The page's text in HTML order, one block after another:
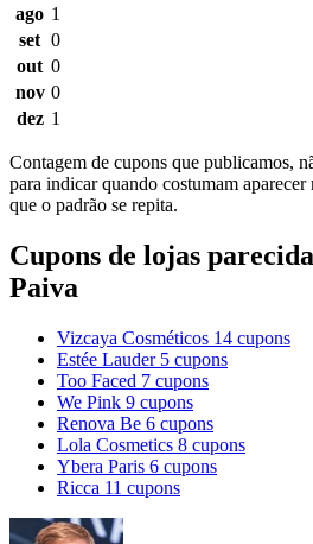
ago 1
set 0
out 0
nov 0
dez 1
Contagem de cupons que publicamos,
para indicar quando costumam aparecer
que o padrão se repita.
Cupons de lojas
Paiva
Vizcaya Cosméticos 14 cupons
Estée Lauder 5 cupons
Too Faced 7 cupons
We Pink 9 cupons
Renova Be 6 cupons
Lola Cosmetics 8 cupons
Ybera Paris 6 cupons
Ricca 11 cupons